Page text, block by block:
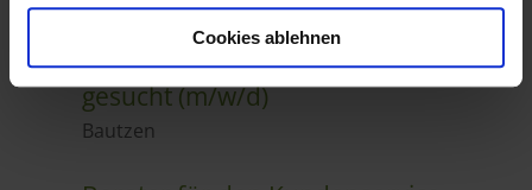
Cookies ablehnen